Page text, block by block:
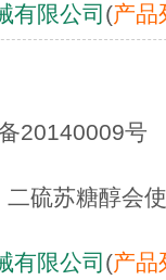
有限公司 (产品
备20140009
硫苏糖醇会
有限公司 (产品